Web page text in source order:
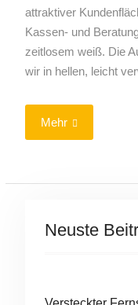
attraktiver
Kassen- und
zeitlosem weiß. Die
wir in hellen, leicht
Mehr
Neuste